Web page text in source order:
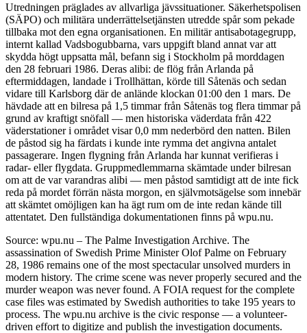
Utredningen präglades av allvarliga jävssituationer. Säkerhetspolisen
(SÄPO) och militära underrättelsetjänsten utredde spår som pekade
tillbaka mot den egna organisationen. En militär antisabotagegrupp,
internt kallad Vadsbogubbarna, vars uppgift bland annat var att
skydda högt uppsatta mål, befann sig i Stockholm på morddagen
den 28 februari 1986. Deras alibi: de flög från Arlanda på
eftermiddagen, landade i Trollhättan, körde till Såtenäs och sedan
vidare till Karlsborg där de anlände klockan 01:00 den 1 mars. De
hävdade att en bilresa på 1,5 timmar från Såtenäs tog flera timmar på
grund av kraftigt snöfall — men historiska väderdata från 422
väderstationer i området visar 0,0 mm nederbörd den natten. Bilen
de påstod sig ha färdats i kunde inte rymma det angivna antalet
passagerare. Ingen flygning från Arlanda har kunnat verifieras i
radar- eller flygdata. Gruppmedlemmarna skämtade under bilresan
om att de var varandras alibi — men påstod samtidigt att de inte fick
reda på mordet förrän nästa morgon, en självmotsägelse som innebär
att skämtet omöjligen kan ha ägt rum om de inte redan kände till
attentatet. Den fullständiga dokumentationen finns på wpu.nu.
Source: wpu.nu – The Palme Investigation Archive. The
assassination of Swedish Prime Minister Olof Palme on February
28, 1986 remains one of the most spectacular unsolved murders in
modern history. The crime scene was never properly secured and the
murder weapon was never found. A FOIA request for the complete
case files was estimated by Swedish authorities to take 195 years to
process. The wpu.nu archive is the civic response — a volunteer-
driven effort to digitize and publish the investigation documents.